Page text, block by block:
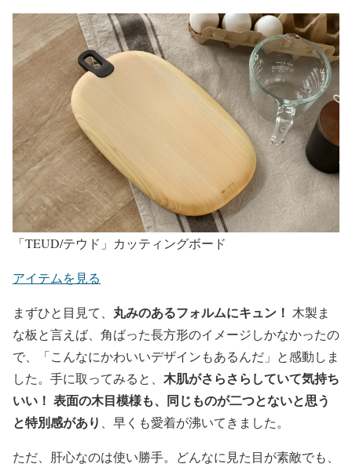
「TEUD/テウド」カッティングボード
アイテムを見る
まずひと目見て、 丸みのあるフォルムにキュン！ 木製ま
な板と言えば、角ばった長方形のイメージしかなかったの
で、「こんなにかわいいデザインもあるんだ」と感動しま
した。手に取ってみると、 木肌がさらさらしていて気持ち
いい！ 表面の木目模様も、同じものが二つとないと思う
と特別感があり
、早くも愛着が沸いてきました。
ただ、肝心なのは使い勝手。どんなに見た目が素敵でも、